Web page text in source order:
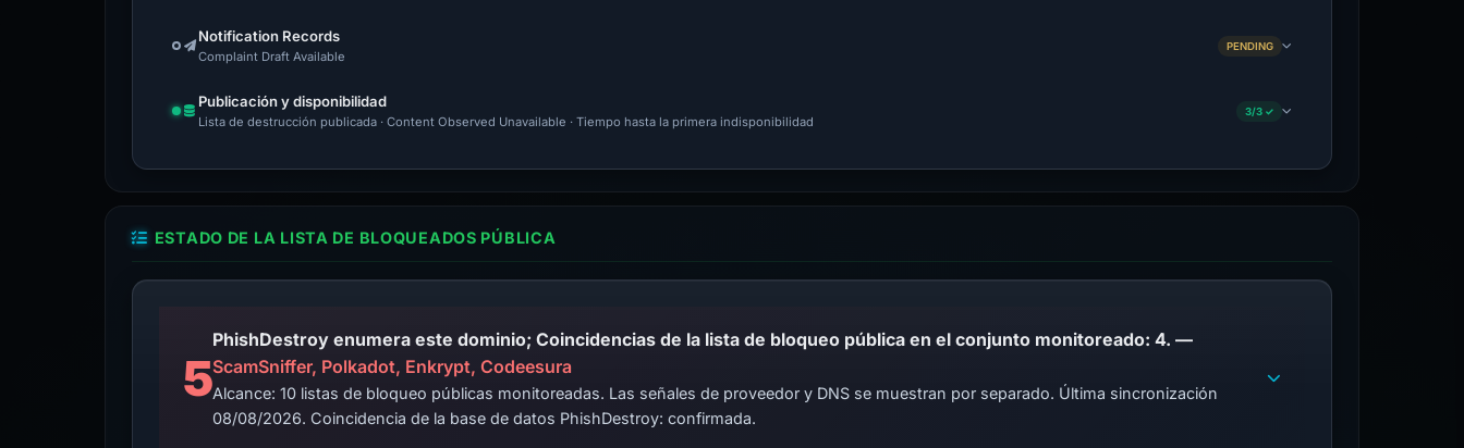
Notification Records
Complaint Draft Available
PENDING
Publicación y disponibilidad
Lista de destrucción publicada · Content Observed Unavailable · Tiempo hasta la primera indisponibilidad
3/3 ✓
ESTADO DE LA LISTA DE BLOQUEADOS PÚBLICA
5
PhishDestroy enumera este dominio; Coincidencias de la lista de bloqueo pública en el conjunto monitoreado: 4. —
ScamSniffer, Polkadot, Enkrypt, Codeesura
Alcance: 10 listas de bloqueo públicas monitoreadas. Las señales de proveedor y DNS se muestran por separado. Última sincronización
08/08/2026. Coincidencia de la base de datos PhishDestroy: confirmada.